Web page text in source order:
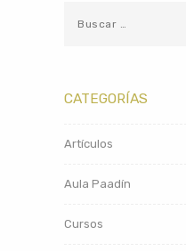
CATEGORÍAS
Artículos
Aula Paadín
Cursos